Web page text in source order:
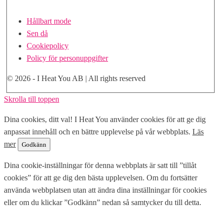
Hållbart mode
Sen då
Cookiepolicy
Policy för personuppgifter
© 2026 - I Heat You AB | All rights reserved
Skrolla till toppen
Dina cookies, ditt val! I Heat You använder cookies för att ge dig
anpassat innehåll och en bättre upplevelse på vår webbplats. Läs
mer
Godkänn
Dina cookie-inställningar för denna webbplats är satt till ”tillåt
cookies” för att ge dig den bästa upplevelsen. Om du fortsätter
använda webbplatsen utan att ändra dina inställningar för cookies
eller om du klickar ”Godkänn” nedan så samtycker du till detta.